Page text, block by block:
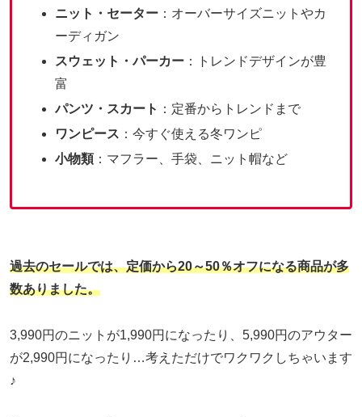
ニット・セーター ：オーバーサイズニットやカ
ーディガン
スウェット・パーカー ：トレンドデザインが豊
富
パンツ・スカート ：定番からトレンドまで
ワンピース ：今すぐ使える冬ワンピ
小物類：マフラー、手袋、ニット帽など
過去のセールでは、定価から20～50％オフになる商品が多
数ありました。
3,990円のニットが1,990円になったり、5,990円のアウター
が2,990円になったり…考えただけでワクワクしちゃいます
♪